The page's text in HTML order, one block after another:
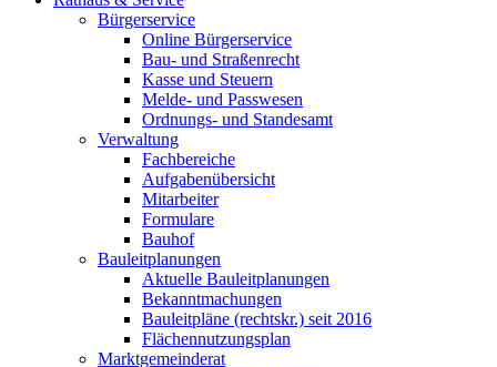
Bürgerservice
Online Bürgerservice
Bau- und Straßenrecht
Kasse und Steuern
Melde- und Passwesen
Ordnungs- und Standesamt
Verwaltung
Fachbereiche
Aufgabenübersicht
Mitarbeiter
Formulare
Bauhof
Bauleitplanungen
Aktuelle Bauleitplanungen
Bekanntmachungen
Bauleitpläne (rechtskr.) seit 2016
Flächennutzungsplan
Marktgemeinderat